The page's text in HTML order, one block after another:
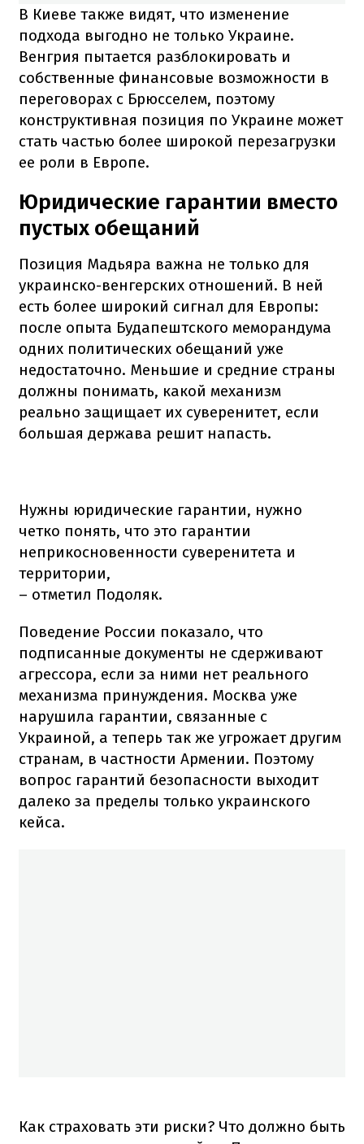
В Киеве также видят, что изменение
подхода выгодно не только Украине.
Венгрия пытается разблокировать и
собственные финансовые возможности в
переговорах с Брюсселем, поэтому
конструктивная позиция по Украине может
стать частью более широкой перезагрузки
ее роли в Европе.
Юридические гарантии вместо
пустых обещаний
Позиция Мадьяра важна не только для
украинско-венгерских отношений. В ней
есть более широкий сигнал для Европы:
после опыта Будапештского меморандума
одних политических обещаний уже
недостаточно. Меньшие и средние страны
должны понимать, какой механизм
реально защищает их суверенитет, если
большая держава решит напасть.
Нужны юридические гарантии, нужно
четко понять, что это гарантии
неприкосновенности суверенитета и
территории,
– отметил Подоляк.
Поведение России показало, что
подписанные документы не сдерживают
агрессора, если за ними нет реального
механизма принуждения. Москва уже
нарушила гарантии, связанные с
Украиной, а теперь так же угрожает другим
странам, в частности Армении. Поэтому
вопрос гарантий безопасности выходит
далеко за пределы только украинского
кейса.
Как страховать эти риски? Что должно быть